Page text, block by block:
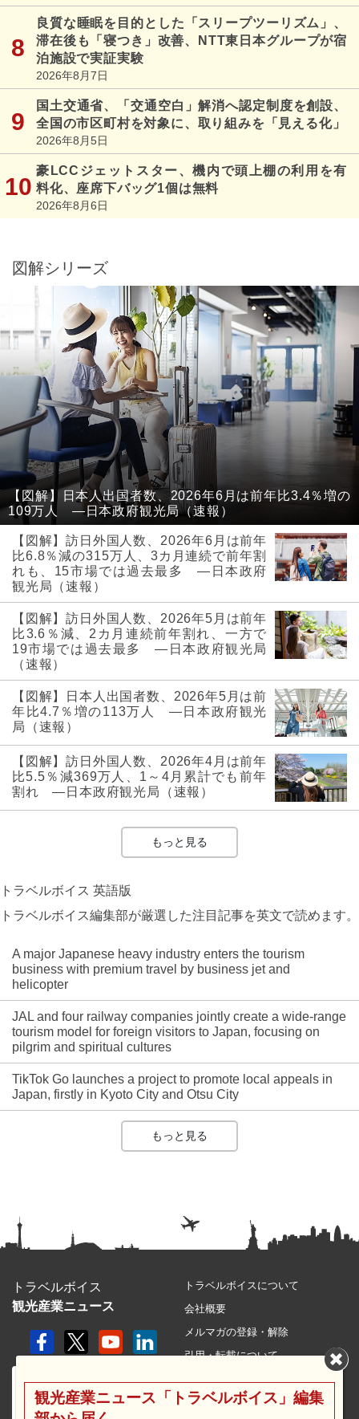
良質な睡眠を目的とした「スリープツーリズム」、
滞在後も「寝つき」改善、NTT東日本グループが宿
泊施設で実証実験
2026年8月7日
国土交通省、「交通空白」解消へ認定制度を創設、
全国の市区町村を対象に、取り組みを「見える化」
2026年8月5日
豪LCCジェットスター、機内で頭上棚の利用を有
料化、座席下バッグ1個は無料
2026年8月6日
図解シリーズ
【図解】日本人出国者数、2026年6月は前年比3.4％増の
109万人 ―日本政府観光局（速報）
【図解】訪日外国人数、2026年6月は前年
比6.8％減の315万人、3カ月連続で前年割
れも、15市場では過去最多 ―日本政府
観光局（速報）
【図解】訪日外国人数、2026年5月は前年
比3.6％減、2カ月連続前年割れ、一方で
19市場では過去最多 ―日本政府観光局
（速報）
【図解】日本人出国者数、2026年5月は前
年比4.7％増の113万人 ―日本政府観光
局（速報）
【図解】訪日外国人数、2026年4月は前年
比5.5％減369万人、1～4月累計でも前年
割れ ―日本政府観光局（速報）
もっと見る
トラベルボイス 英語版
トラベルボイス編集部が厳選した注目記事を英文で読めます。
A major Japanese heavy industry enters the tourism
business with premium travel by business jet and
helicopter
JAL and four railway companies jointly create a wide-range
tourism model for foreign visitors to Japan, focusing on
pilgrim and spiritual cultures
TikTok Go launches a project to promote local appeals in
Japan, firstly in Kyoto City and Otsu City
もっと見る
トラベルボイス
観光産業ニュース
トラベルボイスについて
会社概要
メルマガの登録・解除
引用・転載について
利用規約
観光産業ニュース「トラベルボイス」編集